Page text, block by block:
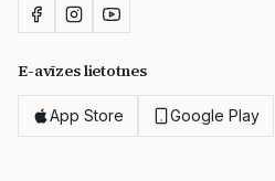
E-avīzes lietotnes
App Store Google Play